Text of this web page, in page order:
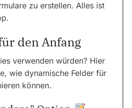
zu erstellen. Alles ist
den Anfang
verwenden würden? Hier
wie dynamische Felder für
können.